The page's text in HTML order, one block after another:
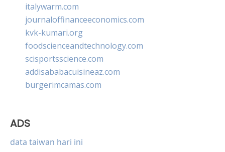
italywarm.com
journaloffinanceeconomics.com
kvk-kumari.org
foodscienceandtechnology.com
scisportsscience.com
addisababacuisineaz.com
burgerimcamas.com
ADS
data taiwan hari ini